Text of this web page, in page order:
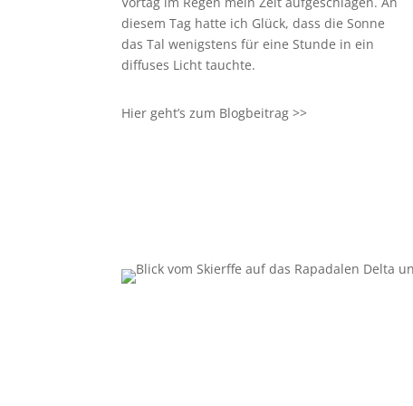
diesem Tag hatte ich Glück, dass die Sonne
das Tal wenigstens für eine Stunde in ein
diffuses Licht tauchte.
Hier geht’s zum Blogbeitrag >>